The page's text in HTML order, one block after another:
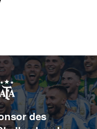
des